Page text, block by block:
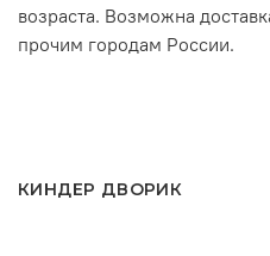
возраста. Возможна
прочим городам России.
КИНДЕР ДВОРИК